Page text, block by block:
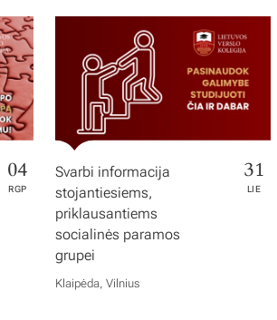
04
RGP
Svarbi informacija
stojantiesiems,
priklausantiems
socialinės paramos
grupei
31
LIE
Klaipėda, Vilnius